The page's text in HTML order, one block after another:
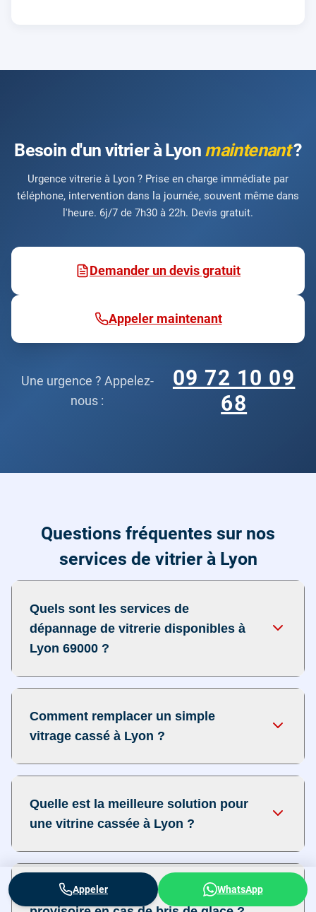
Besoin d'un vitrier à Lyon maintenant?
Urgence vitrerie à Lyon ? Prise en charge immédiate par
téléphone, intervention dans la journée, souvent même dans
l'heure. 6j/7 de 7h30 à 22h. Devis gratuit.
Demander un devis gratuit
Appeler maintenant
Une urgence ? Appelez-
nous :
09 72 10 09
68
Questions fréquentes sur nos
services de vitrier à Lyon
Quels sont les services de
dépannage de vitrerie disponibles à
Lyon 69000 ?
Comment remplacer un simple
vitrage cassé à Lyon ?
Quelle est la meilleure solution pour
une vitrine cassée à Lyon ?
Comment procéder à une fermeture
Appeler WhatsApp